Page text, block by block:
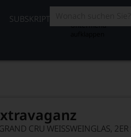
SUBSKRIPTION
Untermenü
CRU WEISSWEINGLAS, 2ER